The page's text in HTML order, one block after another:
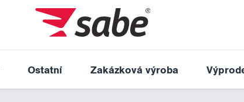
Ostatní Zakázková výroba